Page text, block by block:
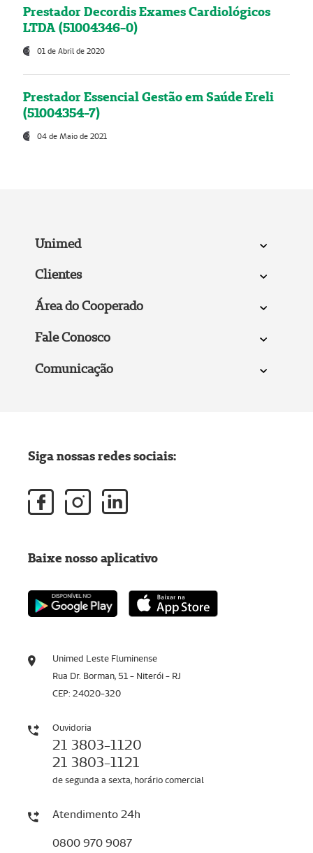
Prestador Decordis Exames Cardiológicos
LTDA (51004346-0)
01 de Abril de 2020
Prestador Essencial Gestão em Saúde Ereli
(51004354-7)
04 de Maio de 2021
Unimed
Clientes
Área do Cooperado
Fale Conosco
Comunicação
Unimed Leste Fluminense
Rua Dr. Borman, 51 - Niterói - RJ
CEP: 24020-320
Ouvidoria
21 3803-1120
21 3803-1121
de segunda a sexta, horário comercial
Atendimento 24h
0800 970 9087
Siga nossas redes sociais:
Baixe nosso aplicativo